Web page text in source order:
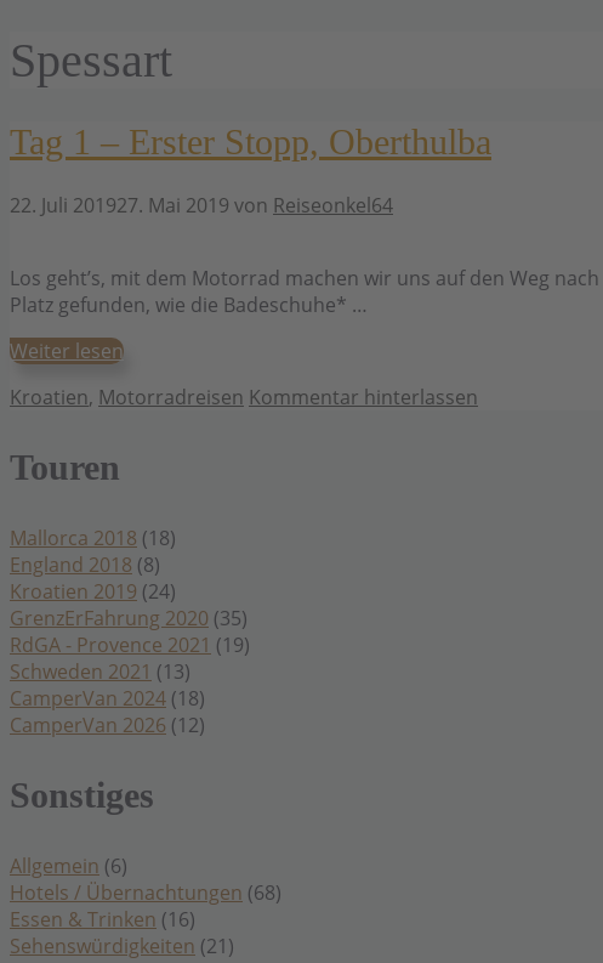
Spessart
Tag 1 – Erster Stopp, Oberthulba
22. Juli 201927. Mai 2019 von Reiseonkel64
Los geht’s, mit dem Motorrad machen wir uns auf den Weg
Platz gefunden, wie die Badeschuhe* …
Weiter lesen
Kategorien
Kroatien, Motorradreisen Kommentar hinterlassen
Touren
Mallorca 2018 (18)
England 2018 (8)
Kroatien 2019 (24)
GrenzErFahrung 2020 (35)
RdGA - Provence 2021 (19)
Schweden 2021 (13)
CamperVan 2024 (18)
CamperVan 2026 (12)
Sonstiges
Allgemein (6)
Hotels / Übernachtungen (68)
Essen & Trinken (16)
Sehenswürdigkeiten (21)